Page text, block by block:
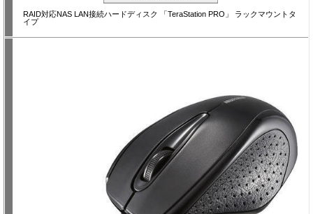
RAID対応NAS LAN接続ハードディスク 「TeraStation PRO」 ラックマウントタ
イプ